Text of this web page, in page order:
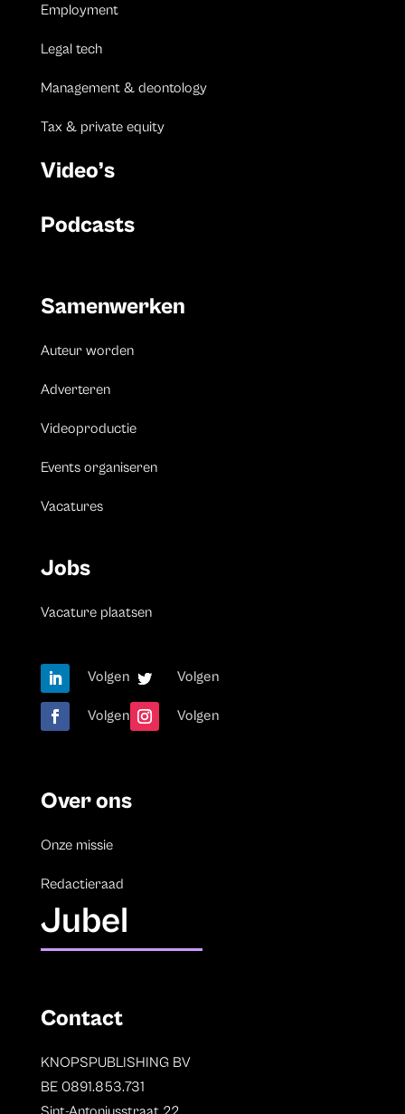
Employment
Legal tech
Management & deontology
Tax & private equity
Video’s
Podcasts
Samenwerken
Auteur worden
Adverteren
Videoproductie
Events organiseren
Vacatures
Jobs
Vacature plaatsen
Volgen Volgen
Volgen Volgen
Over ons
Onze missie
Redactieraad
Jubel
Contact
KNOPSPUBLISHING BV
BE 0891.853.731